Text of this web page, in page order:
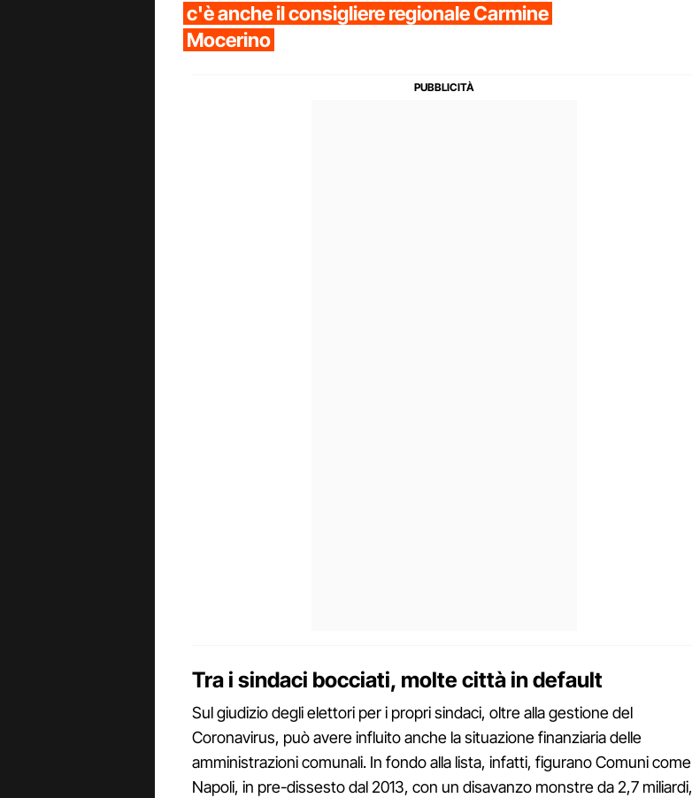
c'è anche il consigliere regionale Carmine
Mocerino
Tra i sindaci bocciati, molte città in default
Sul giudizio degli elettori per i propri sindaci, oltre alla gestione del
Coronavirus, può avere influito anche la situazione finanziaria delle
amministrazioni comunali. In fondo alla lista, infatti, figurano Comuni come
Napoli, in pre-dissesto dal 2013, con un disavanzo monstre da 2,7 miliardi,